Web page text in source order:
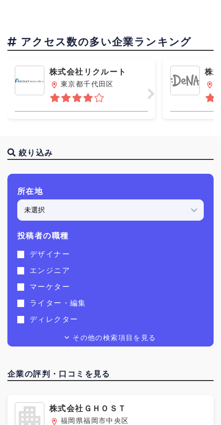
アクセス数の多い企業ランキング
株式会社リクルート
東京都千代田区
株
エ
絞り込み
所在地
投稿者の職種
デザイナー
エンジニア
マーケター
ライター・編集
ディレクター
経営者
スポーツ
士業
その他の検索項目を見る
企業の評判・口コミを見る
株式会社ＧＨＯＳＴ
福岡県福岡市中央区